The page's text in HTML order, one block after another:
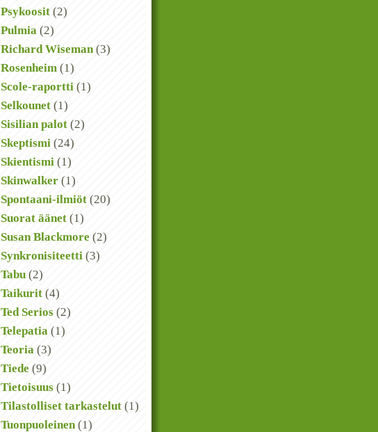
Psykoosit (2)
Pulmia (2)
Richard Wiseman (3)
Rosenheim (1)
Scole-raportti (1)
Selkounet (1)
Sisilian palot (2)
Skeptismi (24)
Skientismi (1)
Skinwalker (1)
Spontaani-ilmiöt (20)
Suorat äänet (1)
Susan Blackmore (2)
Synkronisiteetti (3)
Tabu (2)
Taikurit (4)
Ted Serios (2)
Telepatia (1)
Teoria (3)
Tiede (9)
Tietoisuus (1)
Tilastolliset tarkastelut (1)
Tuonpuoleinen (1)